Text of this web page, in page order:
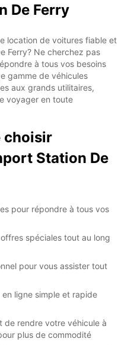
De Ferry
location de voitures fiable et
Ferry? Ne cherchez pas
à tous vos besoins
gamme de véhicules
aux grands utilitaires,
voyager en toute
choisir
Station De
pour répondre à tous vos
spéciales tout au long
pour vous assister tout
ligne simple et rapide
de rendre votre véhicule à
plus de commodité